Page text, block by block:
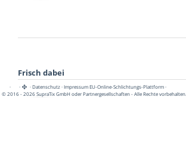
Frisch dabei
· · ·Datenschutz·Impressum EU-Online-Schlichtungs-Plattform·
© 2016 - 2026 SupraTix GmbH oder Partnergesellschaften - Alle Rechte vorbehalten.